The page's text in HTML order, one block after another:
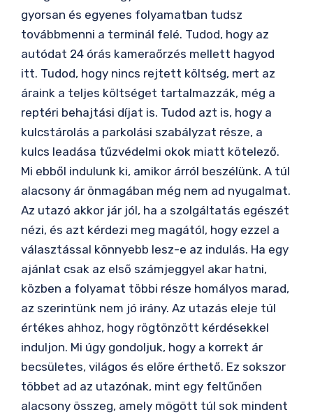
gyorsan és egyenes folyamatban tudsz
továbbmenni a terminál felé. Tudod, hogy az
autódat 24 órás kameraőrzés mellett hagyod
itt. Tudod, hogy nincs rejtett költség, mert az
áraink a teljes költséget tartalmazzák, még a
reptéri behajtási díjat is. Tudod azt is, hogy a
kulcstárolás a parkolási szabályzat része, a
kulcs leadása tűzvédelmi okok miatt kötelező.
Mi ebből indulunk ki, amikor árról beszélünk. A túl
alacsony ár önmagában még nem ad nyugalmat.
Az utazó akkor jár jól, ha a szolgáltatás egészét
nézi, és azt kérdezi meg magától, hogy ezzel a
választással könnyebb lesz-e az indulás. Ha egy
ajánlat csak az első számjeggyel akar hatni,
közben a folyamat többi része homályos marad,
az szerintünk nem jó irány. Az utazás eleje túl
értékes ahhoz, hogy rögtönzött kérdésekkel
induljon. Mi úgy gondoljuk, hogy a korrekt ár
becsületes, világos és előre érthető. Ez sokszor
többet ad az utazónak, mint egy feltűnően
alacsony összeg, amely mögött túl sok mindent